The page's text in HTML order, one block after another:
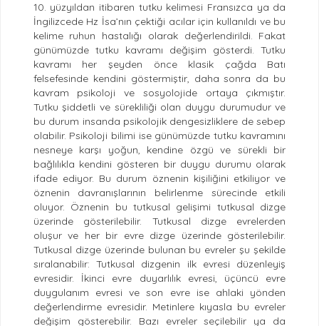
10. yüzyıldan itibaren tutku kelimesi Fransızca ya da
İngilizcede Hz İsa’nın çektiği acılar için kullanıldı ve bu
kelime ruhun hastalığı olarak değerlendirildi. Fakat
günümüzde tutku kavramı değişim gösterdi. Tutku
kavramı her şeyden önce klasik çağda Batı
felsefesinde kendini göstermiştir, daha sonra da bu
kavram psikoloji ve sosyolojide ortaya çıkmıştır.
Tutku şiddetli ve sürekliliği olan duygu durumudur ve
bu durum insanda psikolojik dengesizliklere de sebep
olabilir. Psikoloji bilimi ise günümüzde tutku kavramını
nesneye karşı yoğun, kendine özgü ve sürekli bir
bağlılıkla kendini gösteren bir duygu durumu olarak
ifade ediyor. Bu durum öznenin kişiliğini etkiliyor ve
öznenin davranışlarının belirlenme sürecinde etkili
oluyor. Öznenin bu tutkusal gelişimi tutkusal dizge
üzerinde gösterilebilir. Tutkusal dizge evrelerden
oluşur ve her bir evre dizge üzerinde gösterilebilir.
Tutkusal dizge üzerinde bulunan bu evreler şu şekilde
sıralanabilir: Tutkusal dizgenin ilk evresi düzenleyiş
evresidir. İkinci evre duyarlılık evresi, üçüncü evre
duygulanım evresi ve son evre ise ahlaki yönden
değerlendirme evresidir. Metinlere kıyasla bu evreler
değişim gösterebilir. Bazı evreler seçilebilir ya da